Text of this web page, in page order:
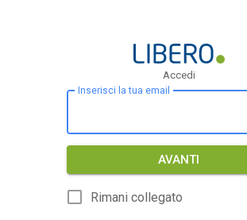
Accedi
Inserisci la tua email
AVANTI
Rimani collegato